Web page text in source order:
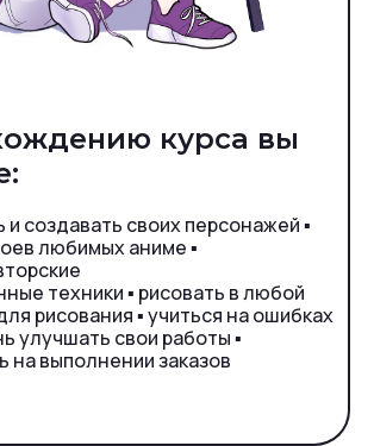
курса вы
создавать своих персонажей ▪
любимых аниме ▪
техники ▪ рисовать в любой
рисования ▪ учиться на ошибках
улучшать свои работы ▪
на выполнении заказов